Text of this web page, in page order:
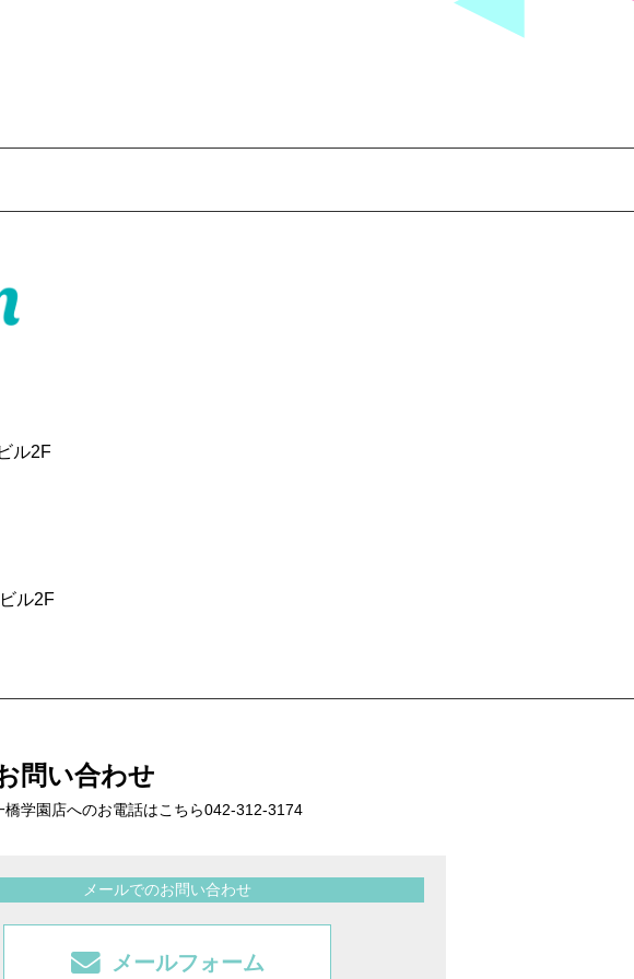
ル2F
ル2F
問い合わせ
学園店へのお電話はこちら042-312-3174
メールでのお問い合わせ
メールフォーム